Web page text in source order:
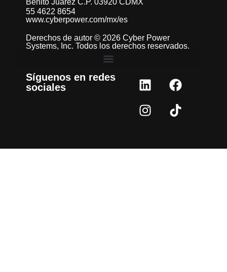
Benito Juárez C.P. 03920 CDMX
55 4622 8654
www.cyberpower.com/mx/es
Derechos de autor © 2026 Cyber Power
Systems, Inc. Todos los derechos reservados.
Síguenos en redes
sociales